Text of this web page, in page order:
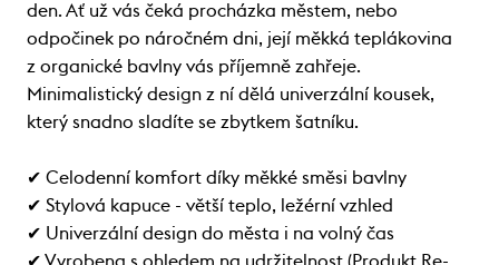
den. Ať už vás čeká procházka městem, nebo
odpočinek po náročném dni, její měkká teplákovina
z organické bavlny vás příjemně zahřeje.
Minimalistický design z ní dělá univerzální kousek,
který snadno sladíte se zbytkem šatníku.
✔ Celodenní komfort díky měkké směsi bavlny
✔ Stylová kapuce - větší teplo, ležérní vzhled
✔ Univerzální design do města i na volný čas
✔ Vyrobena s ohledem na udržitelnost (Produkt Re-